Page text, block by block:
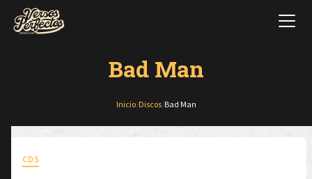
Bad Man
Inicio/ Discos/ Bad Man
CDS